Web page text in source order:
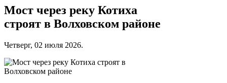
Мост через реку Котиха
строят в Волховском районе
Четверг, 02 июля 2026.